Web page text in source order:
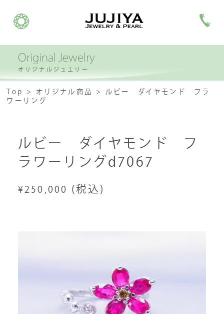
Original Jewelry
オリジナルジュエリー
Top オリジナル商品
ルビー ダイヤモンド フラ
ワーリング
ルビー ダイヤモンド フ
ラワーリングd7067
¥250,000 (税込)